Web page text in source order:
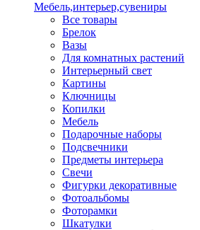
Мебель,интерьер,сувениры
Все товары
Брелок
Вазы
Для комнатных растений
Интерьерный свет
Картины
Ключницы
Копилки
Мебель
Подарочные наборы
Подсвечники
Предметы интерьера
Свечи
Фигурки декоративные
Фотоальбомы
Фоторамки
Шкатулки